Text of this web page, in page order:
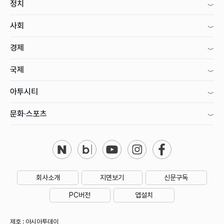
정치
사회
경제
국제
아투시티
문화·스포츠
회사소개 지면보기 신문구독
PC버전 앱설치
제호 : 아시아투데이